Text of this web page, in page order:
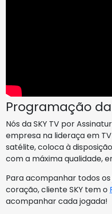
Programação da
Nós da SKY TV por
empresa na lideraça em
satélite, coloca à
com a máxima qualidade,
Para acompanhar todos
coração, cliente SKY tem o
acompanhar cada jogada!